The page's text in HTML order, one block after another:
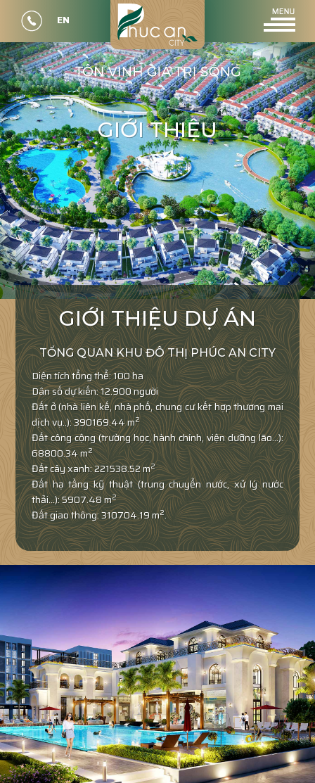
EN
GIỚI THIỆU
GIỚI THIỆU DỰ ÁN
TỔNG QUAN KHU ĐÔ THỊ PHÚC AN CITY
Diện tích tổng thể: 100 ha
Dân số dự kiến: 12.900 người
Đất ở (nhà liên kế, nhà phố, chung cư kết hợp thương mại
dịch vụ..): 390169.44 m2
Đất công cộng (trường học, hành chính, viện dưỡng lão…):
68800.34 m2
Đất cây xanh: 221538.52 m2
Đất hạ tầng kỹ thuật (trung chuyển nước, xử lý nước
thải…): 5907.48 m2
Đất giao thông: 310704.19 m2.